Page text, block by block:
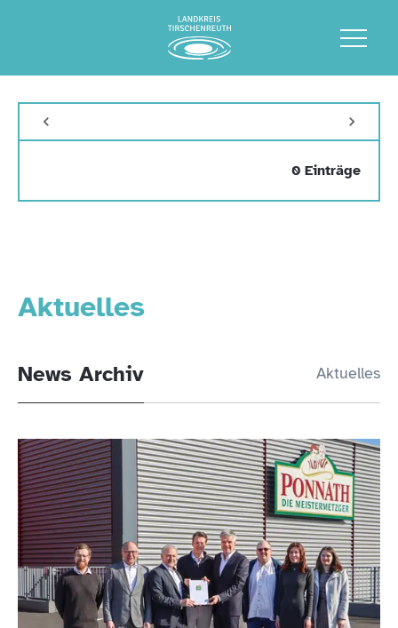
Aktuelles
News Archiv Aktuelles
0 Einträge